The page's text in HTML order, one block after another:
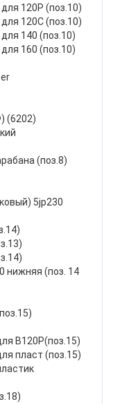
120P (поз.10)
120С (поз.10)
140 (поз.10)
160 (поз.10)
(6202)
(поз.8)
5jp230
нижняя (поз. 14
В120P(поз.15)
пласт (поз.15)